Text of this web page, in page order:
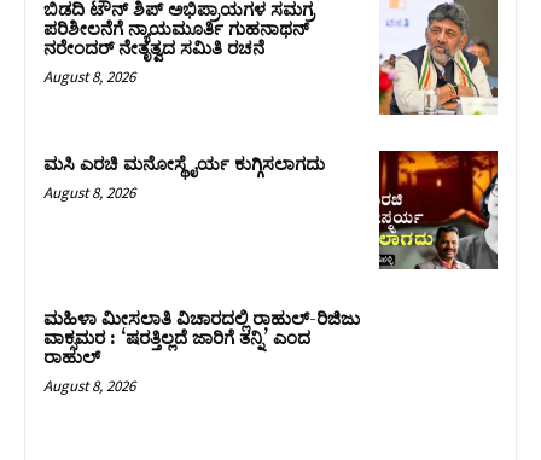
ಬಿಡದಿ ಟೌನ್ ಶಿಪ್ ಅಭಿಪ್ರಾಯಗಳ ಸಮಗ್ರ
ಪರಿಶೀಲನೆಗೆ ನ್ಯಾಯಮೂರ್ತಿ ಗುಹನಾಥನ್
ನರೇಂದರ್ ನೇತೃತ್ವದ ಸಮಿತಿ ರಚನೆ
August 8, 2026
ಮಸಿ ಎರಚಿ ಮನೋಸ್ಥೈರ್ಯ ಕುಗ್ಗಿಸಲಾಗದು
August 8, 2026
ಮಹಿಳಾ ಮೀಸಲಾತಿ ವಿಚಾರದಲ್ಲಿ ರಾಹುಲ್‌-ರಿಜಿಜು
ವಾಕ್ಸಮರ : ‘ಷರತ್ತಿಲ್ಲದೆ ಜಾರಿಗೆ ತನ್ನಿ’ ಎಂದ
ರಾಹುಲ್‌
August 8, 2026